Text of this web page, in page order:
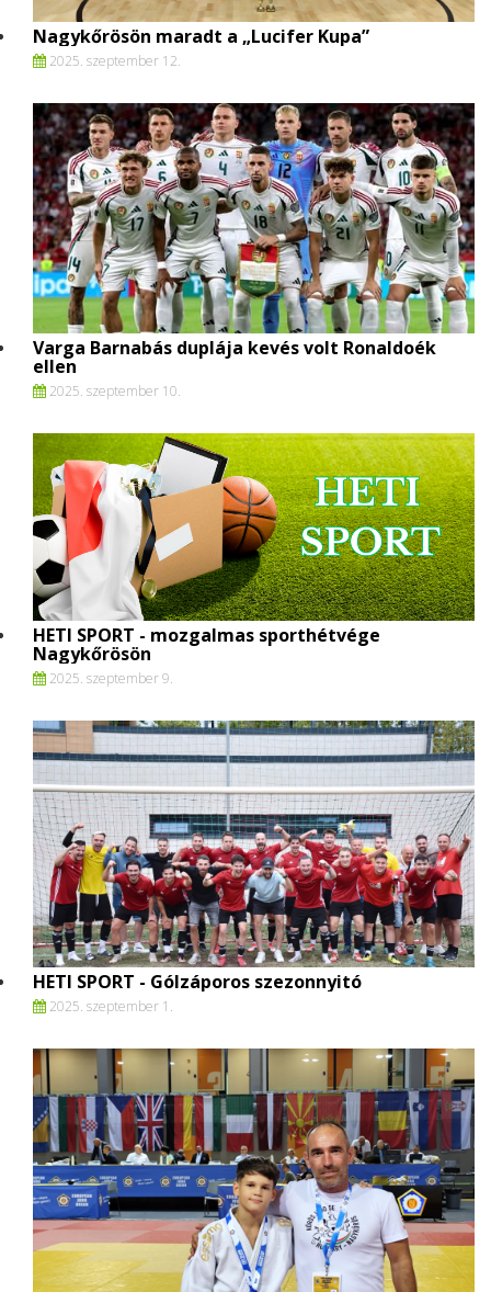
Nagykőrösön maradt a „Lucifer Kupa”
2025. szeptember 12.
Varga Barnabás duplája kevés volt Ronaldoék
ellen
2025. szeptember 10.
HETI SPORT - mozgalmas sporthétvége
Nagykőrösön
2025. szeptember 9.
HETI SPORT - Gólzáporos szezonnyitó
2025. szeptember 1.